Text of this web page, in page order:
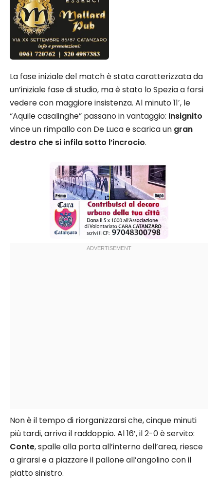
La fase iniziale del match è stata caratterizzata da
un’iniziale fase di studio, ma è stato lo Spezia a farsi
vedere con maggiore insistenza. Al minuto 11′, le
“Aquile casalinghe” passano in vantaggio: Insignito
vince un rimpallo con De Luca e scarica un gran
destro che si infila sotto l’incrocio.
Non è il tempo di riorganizzarsi che, cinque minuti
più tardi, arriva il raddoppio. Al 16′, il 2-0 è servito:
Conte, spalle alla porta all’interno dell’area, riesce
a girarsi e a piazzare il pallone all’angolino con il
piatto sinistro.